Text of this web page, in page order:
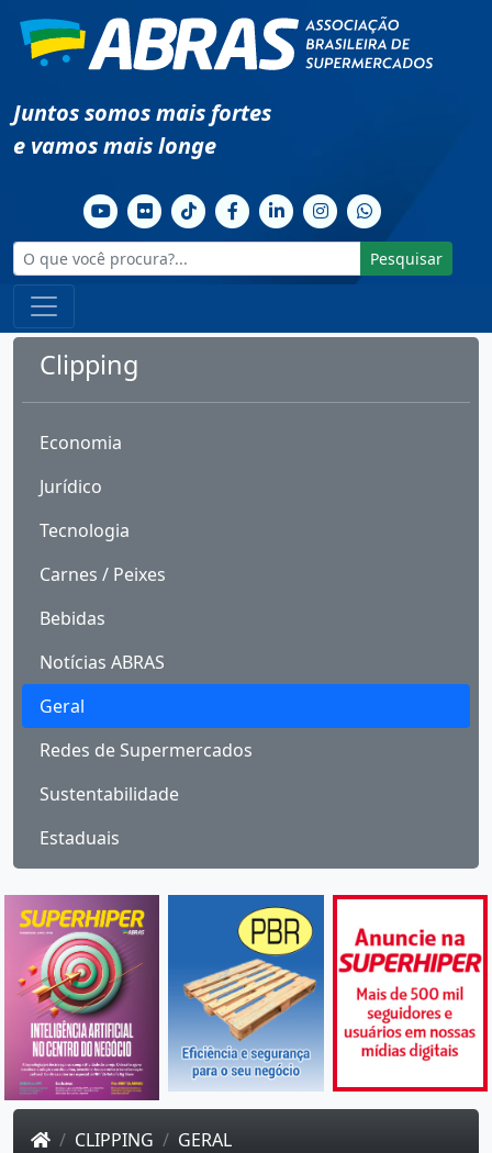
Juntos somos mais fortes
e vamos mais longe
Pesquisar
Clipping
Economia
Jurídico
Tecnologia
Carnes / Peixes
Bebidas
Notícias ABRAS
Geral
Redes de Supermercados
Sustentabilidade
Estaduais
CLIPPING GERAL